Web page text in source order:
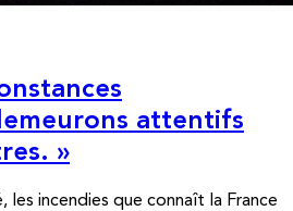
attentifs
»
les incendies que connaît la France